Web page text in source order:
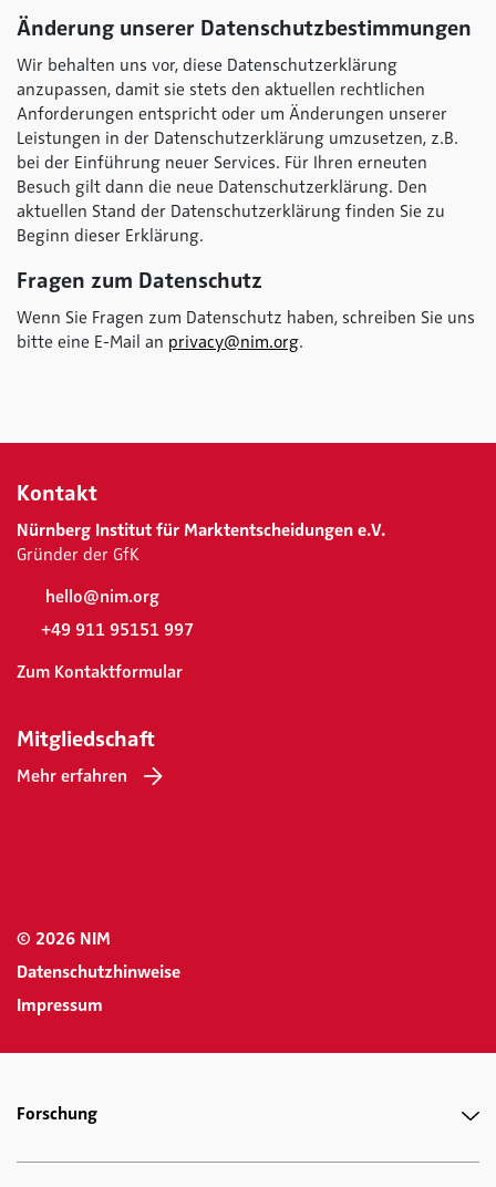
Änderung unserer Datenschutzbestimmungen
Wir behalten uns vor, diese Datenschutzerklärung
anzupassen, damit sie stets den aktuellen rechtlichen
Anforderungen entspricht oder um Änderungen unserer
Leistungen in der Datenschutzerklärung umzusetzen, z.B.
bei der Einführung neuer Services. Für Ihren erneuten
Besuch gilt dann die neue Datenschutzerklärung. Den
aktuellen Stand der Datenschutzerklärung finden Sie zu
Beginn dieser Erklärung.
Fragen zum Datenschutz
Wenn Sie Fragen zum Datenschutz haben, schreiben Sie uns
bitte eine E-Mail an privacy@nim.org.
Kontakt
Nürnberg Institut für Marktentscheidungen e.V.
Gründer der GfK
hello@nim.org
+49 911 95151 997
Zum Kontaktformular
Mitgliedschaft
Mehr erfahren
© 2026 NIM
Datenschutzhinweise
Impressum
Forschung